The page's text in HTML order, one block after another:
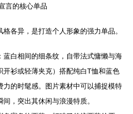
言的核心单品
各异，是打造个人形象的强力单品。
蓝白相间的细条纹，自带法式慵懒与海
开衫或轻薄夹克）搭配纯白T恤和蓝色
力的时髦感。图片素材中可以捕捉模特
，突出其休闲与浪漫特质。